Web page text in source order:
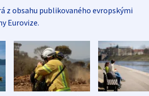
z obsahu publikovaného evropskými
Eurovize.